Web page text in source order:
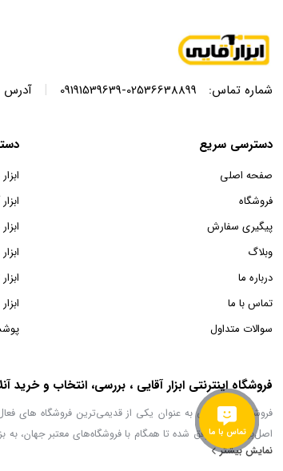
شماره تماس: 02536638899-09191539639
| آدرس
دسترسی سریع
صفحه اصلی
فروشگاه
پیگیری سفارش
وبلاگ
درباره ما
تماس با ما
سوالات متداول
فروشگاه اینترنتی ابزار آقایی ، بررسی، انتخاب و خرید
فروشگاه ابزار آقایی به عنوان یکی از قدیمی‌ترین فروشگاه
اصل‌بودن کالا موفق شده تا همگام با فروشگاه‌های معتبر جهان، به
محصولات مرتبط رو به رو می‌شوید! هر آنچه که نیاز دارید و به ذهن
نمایش بیشتر
تماس با ما